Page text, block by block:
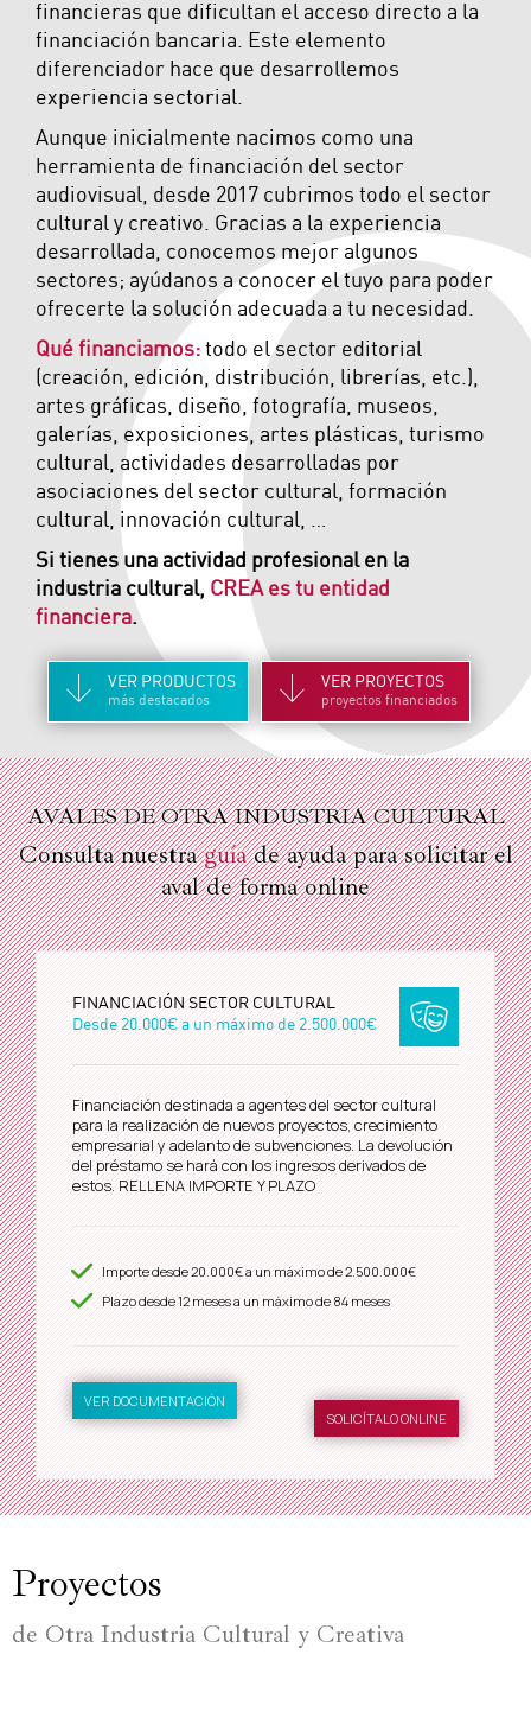
financieras que dificultan el acceso directo a la
financiación bancaria. Este elemento
diferenciador hace que desarrollemos
experiencia sectorial.
Aunque inicialmente nacimos como una
herramienta de financiación del sector
audiovisual, desde 2017 cubrimos todo el sector
cultural y creativo. Gracias a la experiencia
desarrollada, conocemos mejor algunos
sectores; ayúdanos a conocer el tuyo para poder
ofrecerte la solución adecuada a tu necesidad.
Qué financiamos:todo el sector editorial
(creación, edición, distribución, librerías, etc.),
artes gráficas, diseño, fotografía, museos,
galerías, exposiciones, artes plásticas, turismo
cultural, actividades desarrolladas por
asociaciones del sector cultural, formación
cultural, innovación cultural, …
Si tienes una actividad profesional en la
industria cultural, CREA es tu entidad
financiera.
VER PRODUCTOS
más destacados
VER PROYECTOS
proyectos financiados
AVALES DE OTRA INDUSTRIA CULTURAL
Consulta nuestraguíade ayuda para solicitar el
aval de forma online
FINANCIACIÓN SECTOR CULTURAL
Desde20.000€a un máximo de2.500.000€
Financiación destinada a agentes del sector cultural
para la realización de nuevos proyectos, crecimiento
empresarial y adelanto de subvenciones. La devolución
del préstamo se hará con los ingresos derivados de
estos. RELLENA IMPORTE Y PLAZO
Importe desde20.000€a un máximo de2.500.000€
Plazo desde12meses a un máximo de 84 meses
VER DOCUMENTACIÓN
SOLICÍTALO ONLINE
Proyectos
de Otra Industria Cultural y Creativa